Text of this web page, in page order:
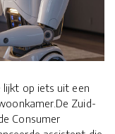
lijkt op iets uit een
Zuid-
Consumer